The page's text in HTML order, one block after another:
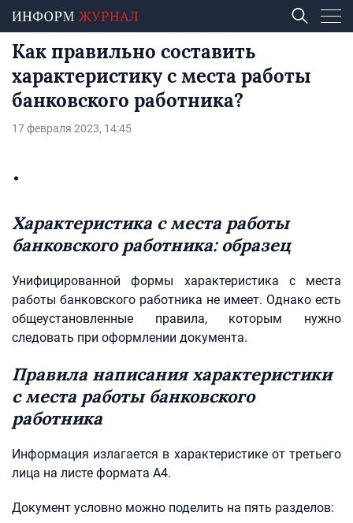
Как правильно составить
характеристику с места работы
банковского работника?
17 февраля 2023, 14:45
Характеристика с места работы
банковского работника: образец
Унифицированной формы характеристика с места
работы банковского работника не имеет. Однако есть
общеустановленные правила, которым нужно
следовать при оформлении документа.
Правила написания характеристики
с места работы банковского
работника
Информация излагается в характеристике от третьего
лица на листе формата A4.
Документ условно можно поделить на пять разделов: